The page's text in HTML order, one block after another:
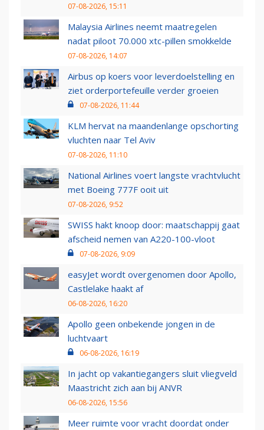
07-08-2026, 15:11
Malaysia Airlines neemt maatregelen
nadat piloot 70.000 xtc-pillen smokkelde
07-08-2026, 14:07
Airbus op koers voor leverdoelstelling en
ziet orderportefeuille verder groeien
07-08-2026, 11:44
KLM hervat na maandenlange opschorting
vluchten naar Tel Aviv
07-08-2026, 11:10
National Airlines voert langste vrachtvlucht
met Boeing 777F ooit uit
07-08-2026, 9:52
SWISS hakt knoop door: maatschappij gaat
afscheid nemen van A220-100-vloot
07-08-2026, 9:09
easyJet wordt overgenomen door Apollo,
Castlelake haakt af
06-08-2026, 16:20
Apollo geen onbekende jongen in de
luchtvaart
06-08-2026, 16:19
In jacht op vakantiegangers sluit vliegveld
Maastricht zich aan bij ANVR
06-08-2026, 15:56
Meer ruimte voor vracht doordat onder